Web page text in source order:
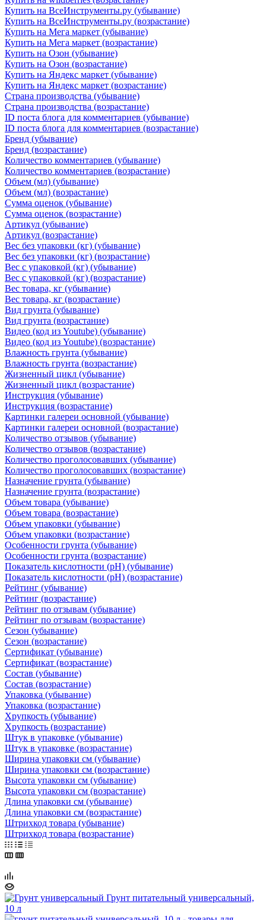
Купить на ВсеИнструменты.ру (убывание)
Купить на ВсеИнструменты.ру (возрастание)
Купить на Мега маркет (убывание)
Купить на Мега маркет (возрастание)
Купить на Озон (убывание)
Купить на Озон (возрастание)
Купить на Яндекс маркет (убывание)
Купить на Яндекс маркет (возрастание)
Страна производства (убывание)
Страна производства (возрастание)
ID поста блога для комментариев (убывание)
ID поста блога для комментариев (возрастание)
Бренд (убывание)
Бренд (возрастание)
Количество комментариев (убывание)
Количество комментариев (возрастание)
Объем (мл) (убывание)
Объем (мл) (возрастание)
Сумма оценок (убывание)
Сумма оценок (возрастание)
Артикул (убывание)
Артикул (возрастание)
Вес без упаковки (кг) (убывание)
Вес без упаковки (кг) (возрастание)
Вес с упаковкой (кг) (убывание)
Вес с упаковкой (кг) (возрастание)
Вес товара, кг (убывание)
Вес товара, кг (возрастание)
Вид грунта (убывание)
Вид грунта (возрастание)
Видео (код из Youtube) (убывание)
Видео (код из Youtube) (возрастание)
Влажность грунта (убывание)
Влажность грунта (возрастание)
Жизненный цикл (убывание)
Жизненный цикл (возрастание)
Инструкция (убывание)
Инструкция (возрастание)
Картинки галереи основной (убывание)
Картинки галереи основной (возрастание)
Количество отзывов (убывание)
Количество отзывов (возрастание)
Количество проголосовавших (убывание)
Количество проголосовавших (возрастание)
Назначение грунта (убывание)
Назначение грунта (возрастание)
Объем товара (убывание)
Объем товара (возрастание)
Объем упаковки (убывание)
Объем упаковки (возрастание)
Особенности грунта (убывание)
Особенности грунта (возрастание)
Показатель кислотности (pH) (убывание)
Показатель кислотности (pH) (возрастание)
Рейтинг (убывание)
Рейтинг (возрастание)
Рейтинг по отзывам (убывание)
Рейтинг по отзывам (возрастание)
Сезон (убывание)
Сезон (возрастание)
Сертификат (убывание)
Сертификат (возрастание)
Состав (убывание)
Состав (возрастание)
Упаковка (убывание)
Упаковка (возрастание)
Хрупкость (убывание)
Хрупкость (возрастание)
Штук в упаковке (убывание)
Штук в упаковке (возрастание)
Ширина упаковки см (убывание)
Ширина упаковки см (возрастание)
Высота упаковки см (убывание)
Высота упаковки см (возрастание)
Длина упаковки см (убывание)
Длина упаковки см (возрастание)
Штрихкод товара (убывание)
Штрихкод товара (возрастание)